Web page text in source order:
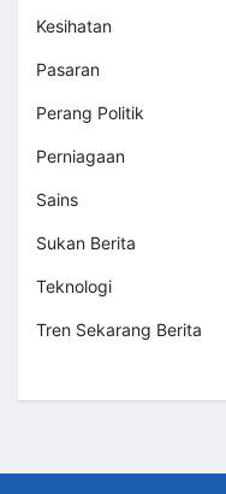
Kesihatan
Pasaran
Perang Politik
Perniagaan
Sains
Sukan Berita
Teknologi
Tren Sekarang Berita